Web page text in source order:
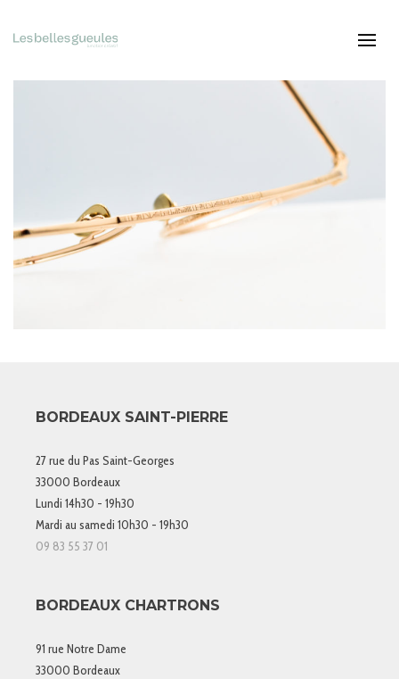
BORDEAUX SAINT-PIERRE
27 rue du Pas Saint-Georges
33000 Bordeaux
Lundi 14h30 - 19h30
Mardi au samedi 10h30 - 19h30
09 83 55 37 01
BORDEAUX CHARTRONS
91 rue Notre Dame
33000 Bordeaux